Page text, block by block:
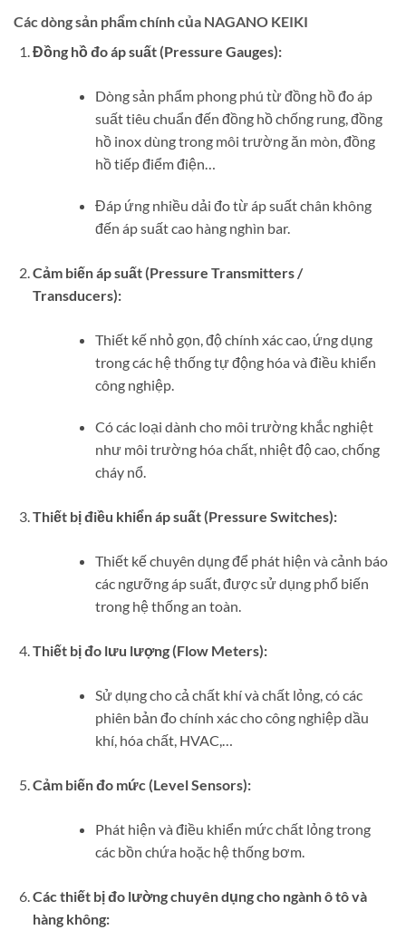
Các dòng sản phẩm chính của NAGANO KEIKI
Đồng hồ đo áp suất (Pressure Gauges):
Dòng sản phẩm phong phú từ đồng hồ đo áp
suất tiêu chuẩn đến đồng hồ chống rung, đồng
hồ inox dùng trong môi trường ăn mòn, đồng
hồ tiếp điểm điện…
Đáp ứng nhiều dải đo từ áp suất chân không
đến áp suất cao hàng nghìn bar.
Cảm biến áp suất (Pressure Transmitters /
Transducers):
Thiết kế nhỏ gọn, độ chính xác cao, ứng dụng
trong các hệ thống tự động hóa và điều khiển
công nghiệp.
Có các loại dành cho môi trường khắc nghiệt
như môi trường hóa chất, nhiệt độ cao, chống
cháy nổ.
Thiết bị điều khiển áp suất (Pressure Switches):
Thiết kế chuyên dụng để phát hiện và cảnh báo
các ngưỡng áp suất, được sử dụng phổ biến
trong hệ thống an toàn.
Thiết bị đo lưu lượng (Flow Meters):
Sử dụng cho cả chất khí và chất lỏng, có các
phiên bản đo chính xác cho công nghiệp dầu
khí, hóa chất, HVAC,…
Cảm biến đo mức (Level Sensors):
Phát hiện và điều khiển mức chất lỏng trong
các bồn chứa hoặc hệ thống bơm.
Các thiết bị đo lường chuyên dụng cho ngành ô tô và
hàng không: